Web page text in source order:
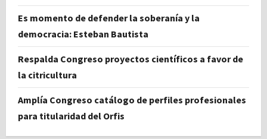
Es momento de defender la soberanía y la
democracia: Esteban Bautista
Respalda Congreso proyectos científicos a favor de
la citricultura
Amplía Congreso catálogo de perfiles profesionales
para titularidad del Orfis